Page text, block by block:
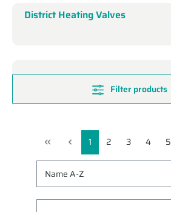
District Heating Valves
Filter products
1 2 3 4 5